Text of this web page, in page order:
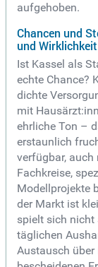
aufgehoben.
Chancen und
und Wirklichkeit
Ist Kassel als
echte Chance?
dichte
mit
ehrliche Ton –
erstaunlich
verfügbar,
Fachkreise,
Modellprojekte
der Markt ist
spielt sich nicht
täglichen
Austausch